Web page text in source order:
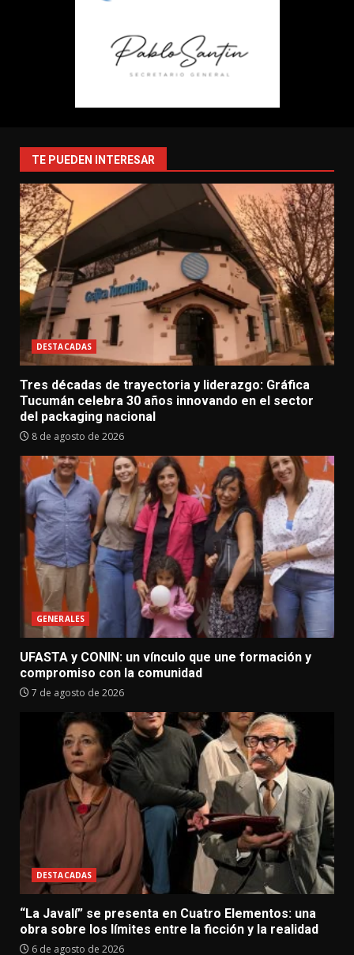
TE PUEDEN INTERESAR
DESTACADAS
Tres décadas de trayectoria y liderazgo: Gráfica
Tucumán celebra 30 años innovando en el sector
del packaging nacional
8 de agosto de 2026
GENERALES
UFASTA y CONIN: un vínculo que une formación y
compromiso con la comunidad
7 de agosto de 2026
DESTACADAS
“La Javalí” se presenta en Cuatro Elementos: una
obra sobre los límites entre la ficción y la realidad
6 de agosto de 2026